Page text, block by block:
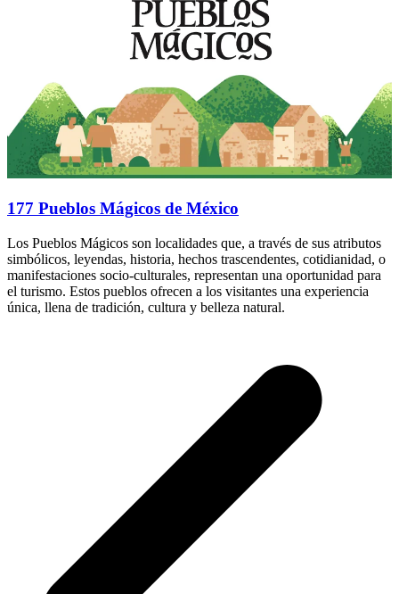
177 Pueblos Mágicos de México
Los Pueblos Mágicos son localidades que, a través de sus atributos
simbólicos, leyendas, historia, hechos trascendentes, cotidianidad, o
manifestaciones socio-culturales, representan una oportunidad para
el turismo. Estos pueblos ofrecen a los visitantes una experiencia
única, llena de tradición, cultura y belleza natural.